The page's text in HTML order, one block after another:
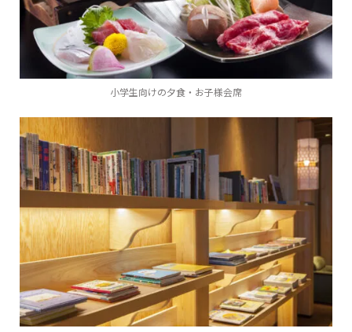
小学生向けの夕食・お子様会席